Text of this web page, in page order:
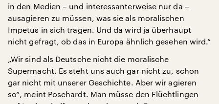
in den Medien – und interessanterweise nur da –
ausagieren zu müssen, was sie als moralischen
Impetus in sich tragen. Und da wird ja überhaupt
nicht gefragt, ob das in Europa ähnlich gesehen wird.“
„Wir sind als Deutsche nicht die moralische
Supermacht. Es steht uns auch gar nicht zu, schon
gar nicht mit unserer Geschichte. Aber wir agieren
so“, meint Poschardt. Man müsse den Flüchtlingen